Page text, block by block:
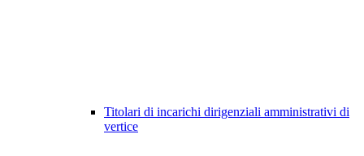
Titolari di incarichi dirigenziali amministrativi di
vertice